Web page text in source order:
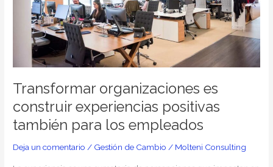
Transformar organizaciones es
construir experiencias positivas
también para los empleados
Deja un comentario / Gestión de Cambio / Molteni Consulting
experiencias
positivas
también
empleados